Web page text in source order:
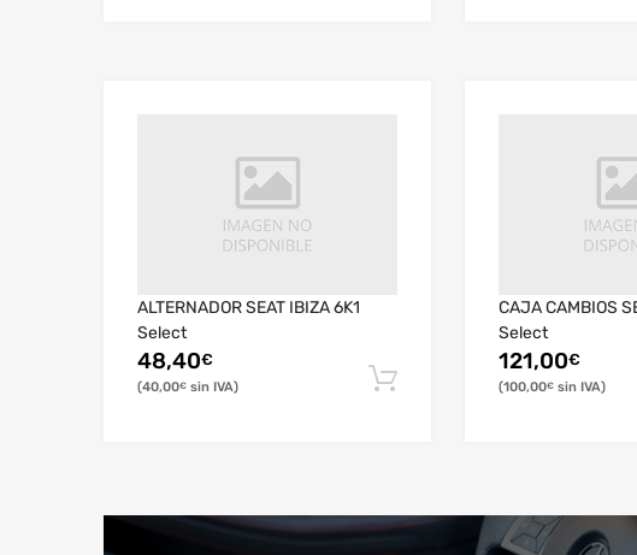
ALTERNADOR SEAT IBIZA 6K1
Select
48,40€
40,00€
CAJA CAMBIOS
Select
121,00€
100,00€